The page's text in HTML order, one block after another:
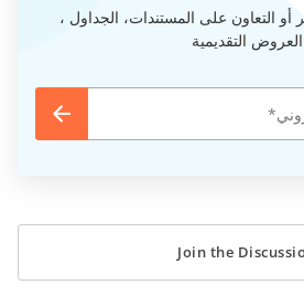
أو التعاون على المستندات، الجداول ،
العروض التقديمية
Join the